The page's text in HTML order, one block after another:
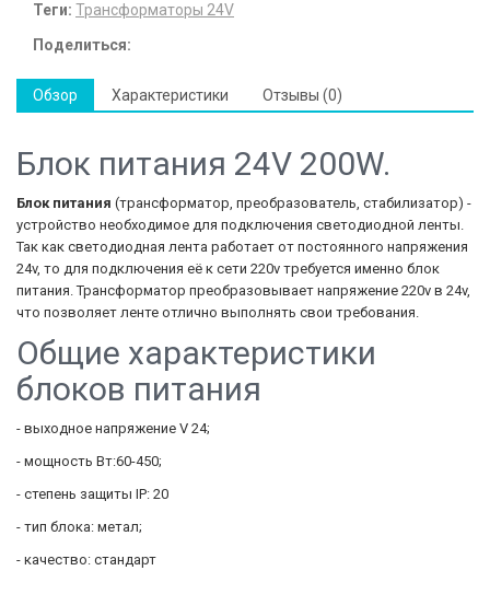
Теги: Трансформаторы 24V
Поделиться:
Обзор Характеристики Отзывы (0)
Блок питания 24V 200W.
Блок питания (трансформатор, преобразователь, стабилизатор) -
устройство необходимое для подключения светодиодной ленты.
Так как светодиодная лента работает от постоянного напряжения
24v, то для подключения её к сети 220v требуется именно блок
питания. Трансформатор преобразовывает напряжение 220v в 24v,
что позволяет ленте отлично выполнять свои требования.
Общие характеристики
блоков питания
- выходное напряжение V 24;
- мощность Вт:60-450;
- степень защиты IP: 20
- тип блока: метал;
- качество: стандарт